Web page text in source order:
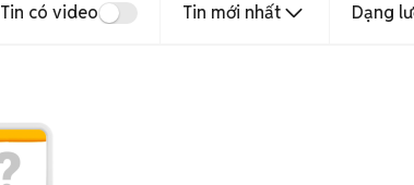
Tin có video Tin mới nhất Dạng